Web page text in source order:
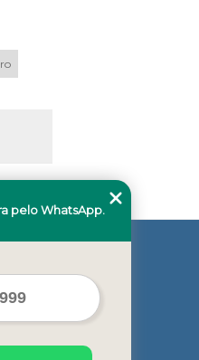
Crime de
pelo WhatsApp.